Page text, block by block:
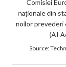
Comisiei
naționale din
noilor prevederi
(AI
Source: